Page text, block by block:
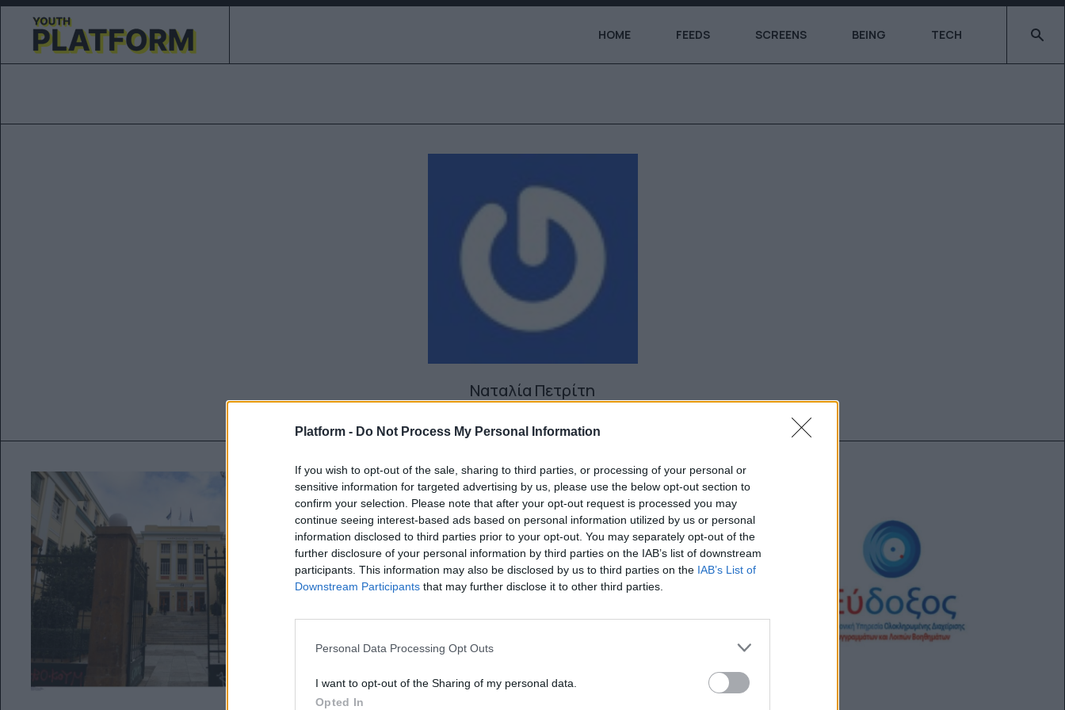
Platform - Do Not Process My Personal Information
If you wish to opt-out of the sale, sharing to third parties, or processing of your personal or
sensitive information for targeted advertising by us, please use the below opt-out section to
confirm your selection. Please note that after your opt-out request is processed you may
continue seeing interest-based ads based on personal information utilized by us or personal
information disclosed to third parties prior to your opt-out. You may separately opt-out of the
further disclosure of your personal information by third parties on the IAB’s list of downstream
participants. This information may also be disclosed by us to third parties on the IAB’s List of
Downstream Participants that may further disclose it to other third parties.
Personal Data Processing Opt Outs
I want to opt-out of the Sharing of my personal data.
Opted In
HOME FEEDS SCREENS BEING TECH Type
Ναταλία Πετρίτη